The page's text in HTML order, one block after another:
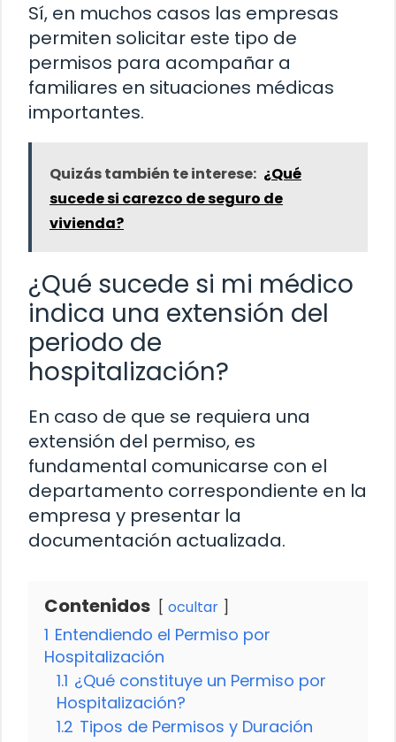
Sí, en muchos casos las empresas
permiten solicitar este tipo de
permisos para acompañar a
familiares en situaciones médicas
importantes.
Quizás también te interese: ¿Qué
sucede si carezco de seguro de
vivienda?
¿Qué sucede si mi médico
indica una extensión del
periodo de
hospitalización?
En caso de que se requiera una
extensión del permiso, es
fundamental comunicarse con el
departamento correspondiente en la
empresa y presentar la
documentación actualizada.
Contenidos ocultar
1 Entendiendo el Permiso por
Hospitalización
1.1 ¿Qué constituye un Permiso por
Hospitalización?
1.2 Tipos de Permisos y Duración